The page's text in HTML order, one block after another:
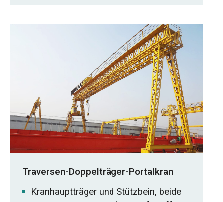
Traversen-Doppelträger-Portalkran
Kranhauptträger und Stützbein, beide